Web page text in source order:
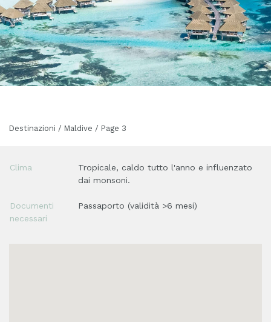
Destinazioni / Maldive / Page 3
Clima
Tropicale, caldo tutto l'anno e influenzato
dai monsoni.
Documenti
necessari
Passaporto (validità >6 mesi)